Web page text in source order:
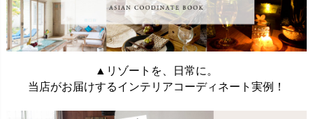
▲リゾートを、日常に。
当店がお届けするインテリアコーディネート実例！